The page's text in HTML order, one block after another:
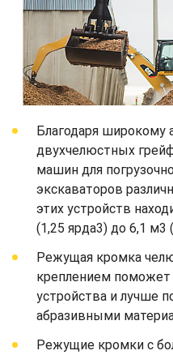
Благодаря широкому
двухчелюстных
машин для
экскаваторов
этих устройств
(1,25 ярда3) до 6,1 м3
Режущая кромка
креплением поможет
устройства и лучше
абразивными
Режущие кромки с